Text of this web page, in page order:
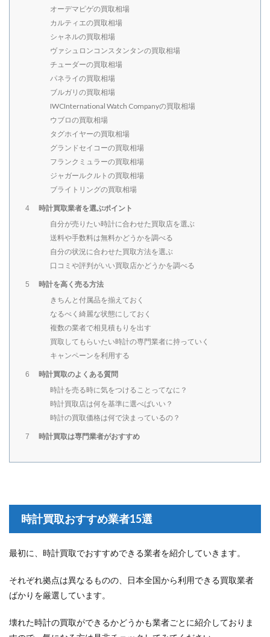
オーデマピゲの買取相場
カルティエの買取相場
シャネルの買取相場
ヴァシュロンコンスタンタンの買取相場
チューダーの買取相場
パネライの買取相場
ブルガリの買取相場
IWCInternational Watch Companyの買取相場
ウブロの買取相場
タグホイヤーの買取相場
グランドセイコーの買取相場
フランクミュラーの買取相場
ジャガールクルトの買取相場
ブライトリングの買取相場
4
時計買取業者を選ぶポイント
自分が売りたい時計に合わせた買取店を選ぶ
送料や手数料は無料かどうかを調べる
自分の状況に合わせた買取方法を選ぶ
口コミや評判がいい買取店かどうかを調べる
5
時計を高く売る方法
きちんと付属品を揃えておく
なるべく綺麗な状態にしておく
複数の業者で相見積もりを出す
買取してもらいたい時計の専門業者に持っていく
キャンペーンを利用する
6
時計買取のよくある質問
時計を売る時に気をつけることってなに？
時計買取店は何を基準に選べばいい？
時計の買取価格は何で決まっているの？
7 時計買取は専門業者がおすすめ
時計買取おすすめ業者15選
最初に、時計買取でおすすめできる業者を紹介していきます。
それぞれ拠点は異なるものの、日本全国から利用できる買取業者
ばかりを厳選しています。
壊れた時計の買取ができるかどうかも業者ごとに紹介しておりま